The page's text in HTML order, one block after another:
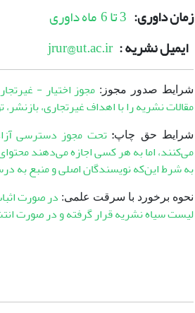
زمان داوری: 3 تا 6 ماه داوری
ایمیل نشریه : jrur@ut.ac.ir
شرایط صدور مجوز:
مقالات نشریه را با اهداف غیرتجاری، بازنشر،
شرایط حق چاپ:تحت مجوز دسترسی
می‌کنند، اما به هر کسی اجازه می‌دهند
به شرط این‌که نویسندگان اصلی و منبع به
نحوه برخورد با سرقت علمی: در صورت
لیست سیاه نشریه قرار گرفته و در صورت